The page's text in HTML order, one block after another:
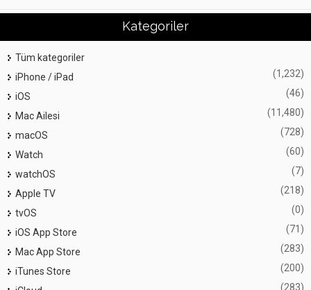
Kategoriler
Tüm kategoriler
iPhone / iPad
(1,232)
iOS (46)
Mac Ailesi (11,480)
macOS (728)
Watch (60)
watchOS (7)
Apple TV (218)
tvOS (0)
iOS App Store (71)
Mac App Store (283)
iTunes Store (200)
(283)